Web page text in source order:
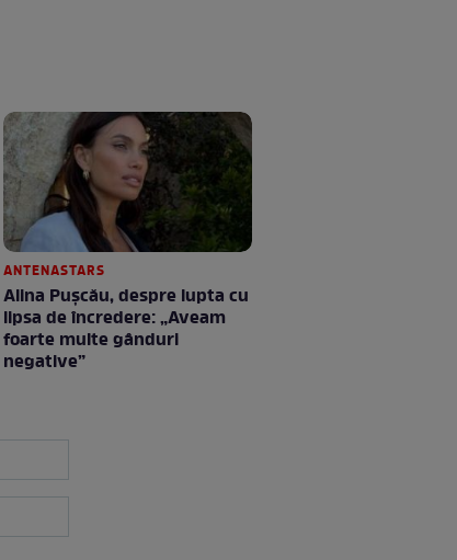
ANTENASTARS
Alina Pușcău, despre lupta cu
lipsa de încredere: „Aveam
foarte multe gânduri
negative”